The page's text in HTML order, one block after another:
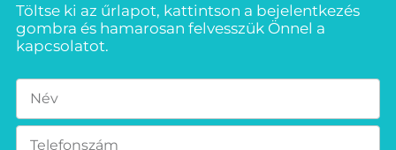
Töltse ki az űrlapot, kattintson a bejelentkezés
gombra és hamarosan felvesszük Önnel a
kapcsolatot.